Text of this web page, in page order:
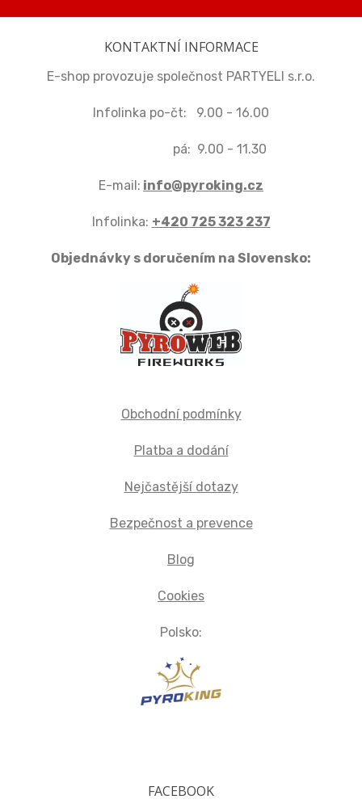
KONTAKTNÍ INFORMACE
E-shop provozuje společnost PARTYELI s.r.o.
Infolinka po-čt: 9.00 - 16.00
pá: 9.00 - 11.30
E-mail: info@pyroking.cz
Infolinka: +420 725 323 237
Objednávky s doručením na Slovensko:
Obchodní podmínky
Platba a dodání
Nejčastější dotazy
Bezpečnost a prevence
Blog
Cookies
Polsko:
FACEBOOK